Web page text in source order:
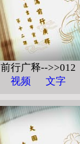
前行广释-->>012
视频
文字